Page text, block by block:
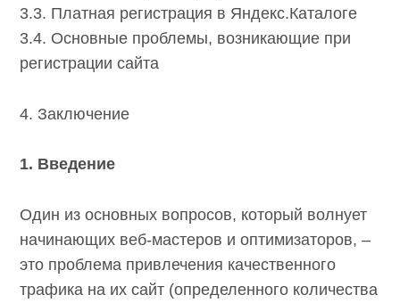
3.3. Платная регистрация в Яндекс.Каталоге
3.4. Основные проблемы, возникающие при
регистрации сайта
4. Заключение
1. Введение
Один из основных вопросов, который
волнует начинающих веб-мастеров и
оптимизаторов, – это проблема привлечения
качественного трафика на их сайт